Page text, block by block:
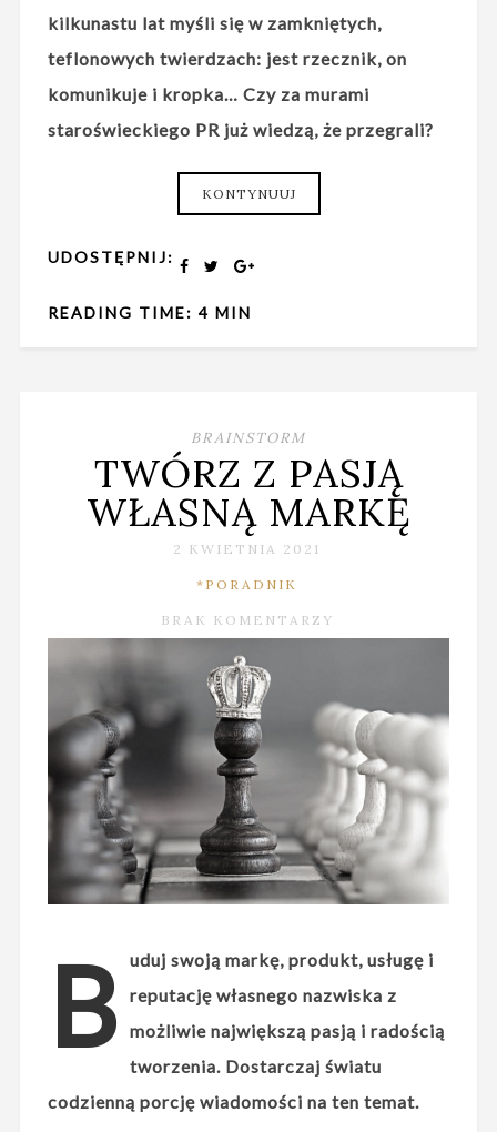
kilkunastu lat myśli się w zamkniętych,
teflonowych twierdzach: jest rzecznik, on
komunikuje i kropka… Czy za murami
staroświeckiego PR już wiedzą, że przegrali?
KONTYNUUJ
UDOSTĘPNIJ:
READING TIME: 4 MIN
BRAINSTORM
TWÓRZ Z PASJĄ
WŁASNĄ MARKĘ
2 KWIETNIA 2021
*PORADNIK
BRAK KOMENTARZY
B
uduj swoją markę, produkt, usługę i
reputację własnego nazwiska z
możliwie największą pasją i radością
tworzenia. Dostarczaj światu
codzienną porcję wiadomości na ten temat.